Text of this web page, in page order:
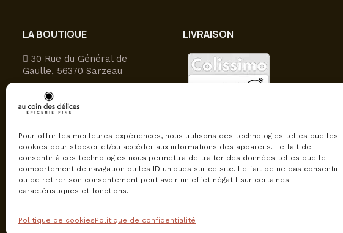
Pour offrir les meilleures expériences, nous utilisons des technologies telles que les
cookies pour stocker et/ou accéder aux informations des appareils. Le fait de
consentir à ces technologies nous permettra de traiter des données telles que le
comportement de navigation ou les ID uniques sur ce site. Le fait de ne pas consentir
ou de retirer son consentement peut avoir un effet négatif sur certaines
caractéristiques et fonctions.
Politique de cookiesPolitique de confidentialité
options
peuvent
être
choisies
du
produit
LA BOUTIQUE
30 Rue du Général de
Gaulle, 56370 Sarzeau
Ouvert du lundi au samedi
LIVRAISON
© Au Coin Des Délices, tous droits réservés.